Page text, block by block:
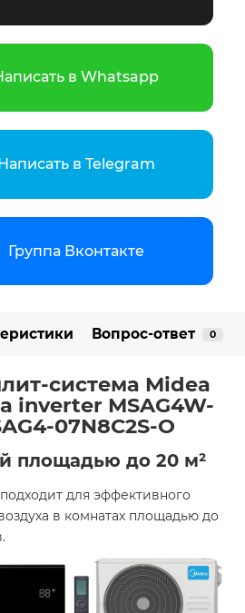
в Whatsapp
в Telegram
Группа Вконтакте
Вопрос-ответ 0
система Midea
inverter MSAG4W-
07N8C2S-O
площадью до 20 м²
для эффективного
в комнатах площадью до